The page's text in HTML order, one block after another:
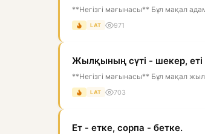
**Негізгі мағынасы** Бұл мақал
LAT 971
Жылқының сүті - шекер, еті
**Негізгі мағынасы** Бұл мақал
LAT 703
Ет - етке, сорпа - бетке.